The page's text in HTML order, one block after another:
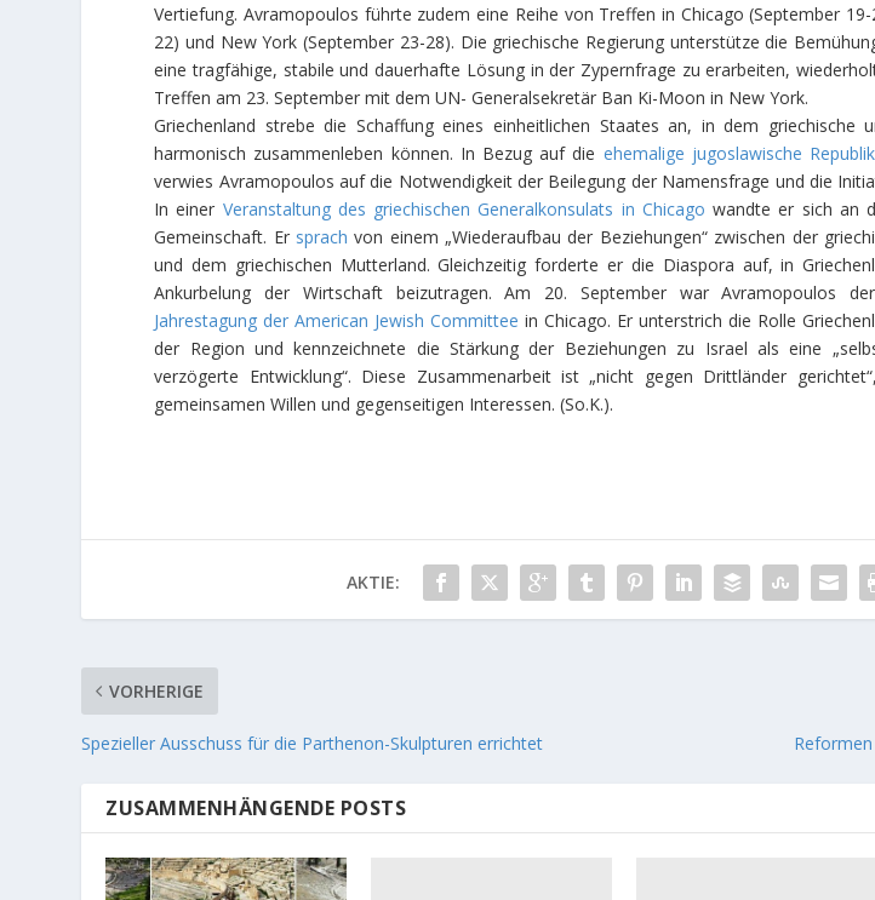
Vertiefung. Avramopoulos führte zudem eine Reihe von Treffen in Chicago (September
22) und New York (September 23-28). Die griechische Regierung unterstütze die
eine tragfähige, stabile und dauerhafte Lösung in der Zypernfrage zu erarbeiten,
Treffen am 23. September mit dem UN- Generalsekretär Ban Ki-Moon in New York.
Griechenland strebe die Schaffung eines einheitlichen Staates an, in dem griechische
harmonisch zusammenleben können. In Bezug auf die ehemalige jugoslawische
verwies Avramopoulos auf die Notwendigkeit der Beilegung der Namensfrage und die
In einer Veranstaltung des griechischen Generalkonsulats in Chicago wandte er sich an
Gemeinschaft. Er sprach von einem „Wiederaufbau der Beziehungen“ zwischen der
und dem griechischen Mutterland. Gleichzeitig forderte er die Diaspora auf, in
Ankurbelung der Wirtschaft beizutragen. Am 20. September war Avramopoulos
Jahrestagung der American Jewish Committee in Chicago. Er unterstrich die Rolle
der Region und kennzeichnete die Stärkung der Beziehungen zu Israel als eine
verzögerte Entwicklung“. Diese Zusammenarbeit ist „nicht gegen Drittländer
gemeinsamen Willen und gegenseitigen Interessen. (So.K.).
AKTIE:
VORHERIGE
Spezieller Ausschuss für die Parthenon-Skulpturen errichtet
ZUSAMMENHÄNGENDE POSTS